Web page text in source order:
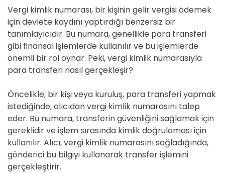
Vergi kimlik numarası, bir kişinin gelir vergisi ödemek
için devlete kaydını yaptırdığı benzersiz bir
tanımlayıcıdır. Bu numara, genellikle para transferi
gibi finansal işlemlerde kullanılır ve bu işlemlerde
önemli bir rol oynar. Peki, vergi kimlik numarasıyla
para transferi nasıl gerçekleşir?
Öncelikle, bir kişi veya kuruluş, para transferi yapmak
istediğinde, alıcıdan vergi kimlik numarasını talep
eder. Bu numara, transferin güvenliğini sağlamak için
gereklidir ve işlem sırasında kimlik doğrulaması için
kullanılır. Alıcı, vergi kimlik numarasını sağladığında,
gönderici bu bilgiyi kullanarak transfer işlemini
gerçekleştirir.